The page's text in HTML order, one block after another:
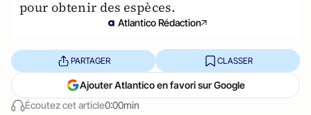
pour obtenir des espèces.
Atlantico Rédaction
Écoutez cet article0:00min
PARTAGER CLASSER
Ajouter Atlantico en favori sur Google